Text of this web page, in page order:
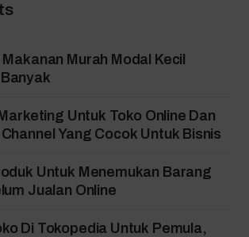
Murah Modal Kecil
Untuk Toko Online Dan
Yang Cocok Untuk Bisnis
Untuk Menemukan Barang
Jualan Online
Di Tokopedia Untuk Pemula,